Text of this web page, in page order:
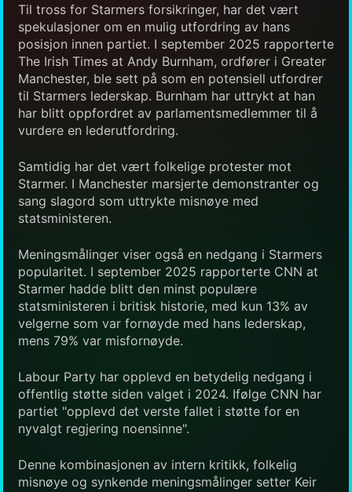
Til tross for Starmers forsikringer, har det vært
spekulasjoner om en mulig utfordring av hans
posisjon innen partiet. I september 2025 rapporterte
The Irish Times at Andy Burnham, ordfører i Greater
Manchester, ble sett på som en potensiell utfordrer
til Starmers lederskap. Burnham har uttrykt at han
har blitt oppfordret av parlamentsmedlemmer til å
vurdere en lederutfordring.
Samtidig har det vært folkelige protester mot
Starmer. I Manchester marsjerte demonstranter og
sang slagord som uttrykte misnøye med
statsministeren.
Meningsmålinger viser også en nedgang i Starmers
popularitet. I september 2025 rapporterte CNN at
Starmer hadde blitt den minst populære
statsministeren i britisk historie, med kun 13% av
velgerne som var fornøyde med hans lederskap,
mens 79% var misfornøyde.
Labour Party har opplevd en betydelig nedgang i
offentlig støtte siden valget i 2024. Ifølge CNN har
partiet "opplevd det verste fallet i støtte for en
nyvalgt regjering noensinne".
Denne kombinasjonen av intern kritikk, folkelig
misnøye og synkende meningsmålinger setter Keir